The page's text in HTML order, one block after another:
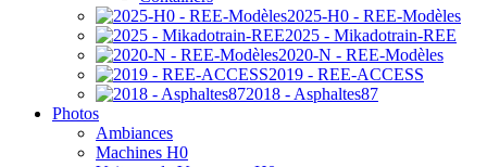
2025-H0 - REE-Modèles
2025 - Mikadotrain-REE
2020-N - REE-Modèles
2019 - REE-ACCESS
2018 - Asphaltes87
Photos
Ambiances
Machines H0